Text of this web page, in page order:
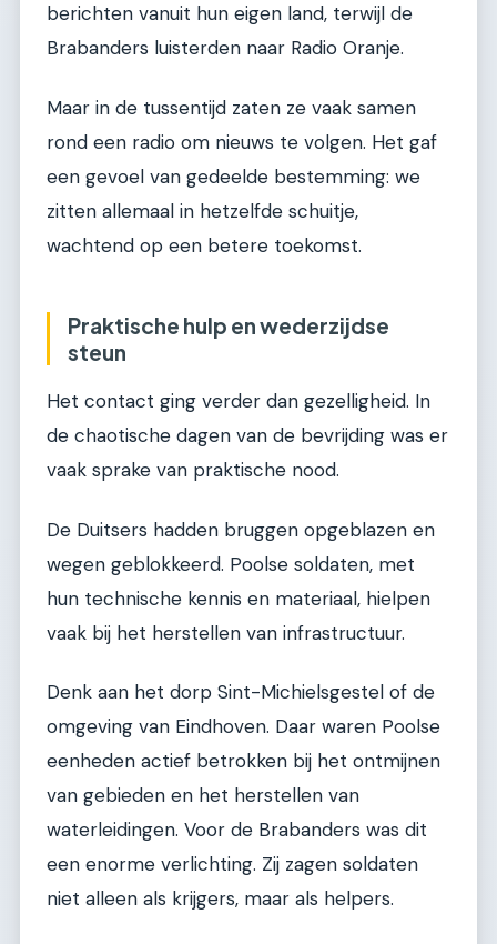
berichten vanuit hun eigen land, terwijl de
Brabanders luisterden naar Radio Oranje.
Maar in de tussentijd zaten ze vaak samen
rond een radio om nieuws te volgen. Het gaf
een gevoel van gedeelde bestemming: we
zitten allemaal in hetzelfde schuitje,
wachtend op een betere toekomst.
Praktische hulp en wederzijdse
steun
Het contact ging verder dan gezelligheid. In
de chaotische dagen van de bevrijding was er
vaak sprake van praktische nood.
De Duitsers hadden bruggen opgeblazen en
wegen geblokkeerd. Poolse soldaten, met
hun technische kennis en materiaal, hielpen
vaak bij het herstellen van infrastructuur.
Denk aan het dorp Sint-Michielsgestel of de
omgeving van Eindhoven. Daar waren Poolse
eenheden actief betrokken bij het ontmijnen
van gebieden en het herstellen van
waterleidingen. Voor de Brabanders was dit
een enorme verlichting. Zij zagen soldaten
niet alleen als krijgers, maar als helpers.